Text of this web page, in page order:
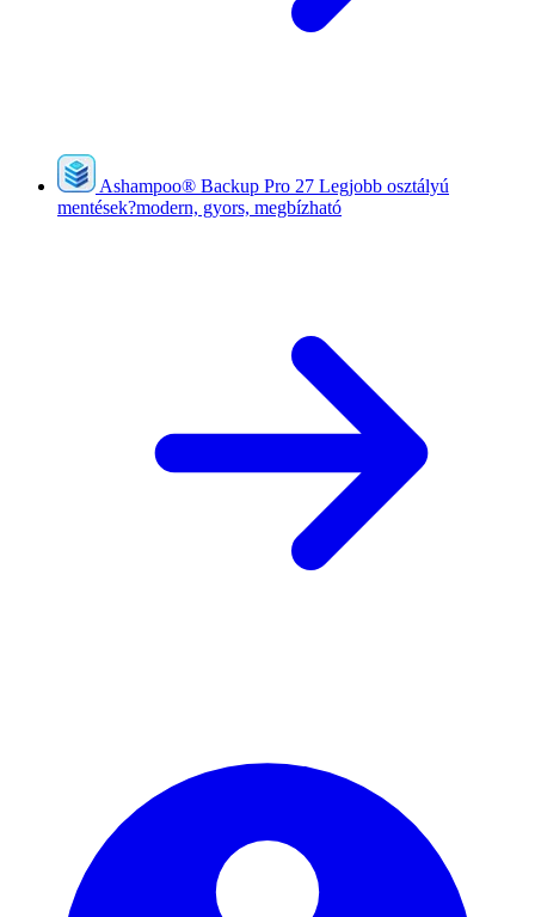
Ashampoo® Backup Pro 27 Legjobb osztályú
mentések?modern, gyors, megbízható